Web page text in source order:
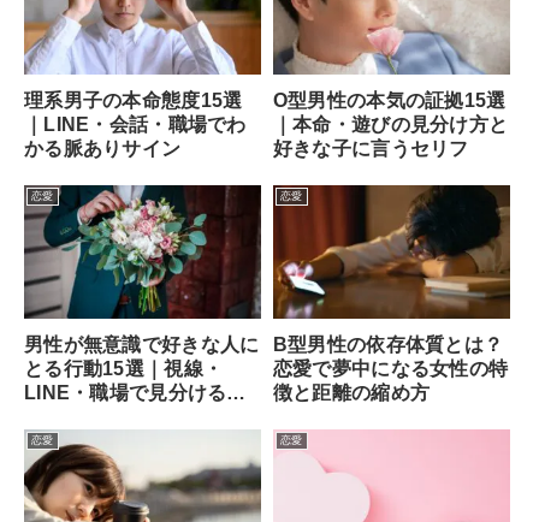
理系男子の本命態度15選
｜LINE・会話・職場でわ
かる脈ありサイン
O型男性の本気の証拠15選
｜本命・遊びの見分け方と
好きな子に言うセリフ
恋愛
男性が無意識で好きな人に
とる行動15選｜視線・
LINE・職場で見分ける方
恋愛
B型男性の依存体質とは？
恋愛で夢中になる女性の特
徴と距離の縮め方
恋愛 恋愛